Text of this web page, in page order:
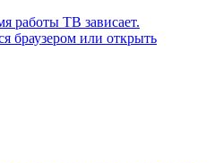
работы ТВ зависает.
браузером или открыть